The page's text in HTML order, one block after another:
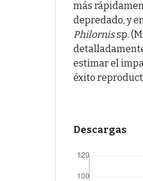
más
depredado, y
Philornissp.
estimar el
éxito
Descargas